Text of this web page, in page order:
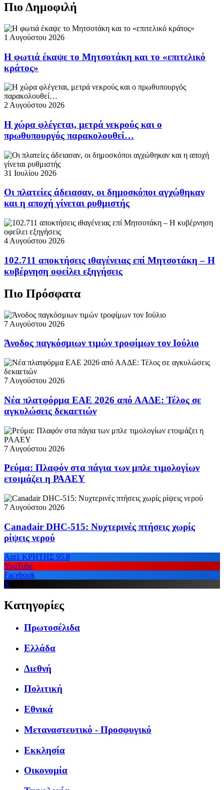
Πιο Δημοφιλή
1 Αυγούστου 2026
Η φωτιά έκαψε το Μητσοτάκη και το «επιτελικό
κράτος»
2 Αυγούστου 2026
Η χώρα φλέγεται, μετρά νεκρούς και ο
πρωθυπουργός παρακολουθεί…
31 Ιουλίου 2026
Οι πλατείες άδειασαν, οι δημοσκόποι αγχώθηκαν
και η αποχή γίνεται ρυθμιστής
4 Αυγούστου 2026
102.711 αποκτήσεις ιθαγένειας επί Μητσοτάκη – Η
κυβέρνηση οφείλει εξηγήσεις
Πιο Πρόσφατα
7 Αυγούστου 2026
Άνοδος παγκόσμιων τιμών τροφίμων τον Ιούλιο
7 Αυγούστου 2026
Νέα πλατφόρμα ΕΑΕ 2026 από ΑΑΔΕ: Τέλος σε
αγκυλώσεις δεκαετιών
7 Αυγούστου 2026
Ρεύμα: Πλαφόν στα πάγια των μπλε τιμολογίων
ετοιμάζει η ΡΑΑΕΥ
7 Αυγούστου 2026
Canadair DHC-515: Νυχτερινές πτήσεις χωρίς
ρίψεις νερού
Ant1 ΚΡΗΤΗΣ 95.8
YouTube
Facebook
X
Κατηγορίες
Πρωτοσέλιδα
Ελλάδα
Διεθνή
Πολιτική
Εθνικά
Μεταναστευτικό - Προσφυγικό
Εκκλησία
Οικονομία